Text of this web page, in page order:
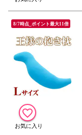
8/7時点_ポイント最大11倍